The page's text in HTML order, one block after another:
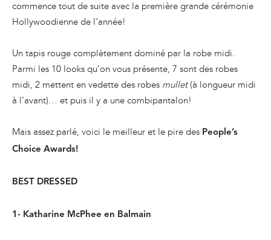
commence tout de suite avec la première grande cérémonie
Hollywoodienne de l’année!
Un tapis rouge complètement dominé par la robe midi.
Parmi les 10 looks qu’on vous présente, 7 sont des robes
midi, 2 mettent en vedette des robes mullet(à longueur midi
à l’avant)… et puis il y a une combipantalon!
Mais assez parlé, voici le meilleur et le pire des People’s
Choice Awards!
BEST DRESSED
1- Katharine McPhee en Balmain